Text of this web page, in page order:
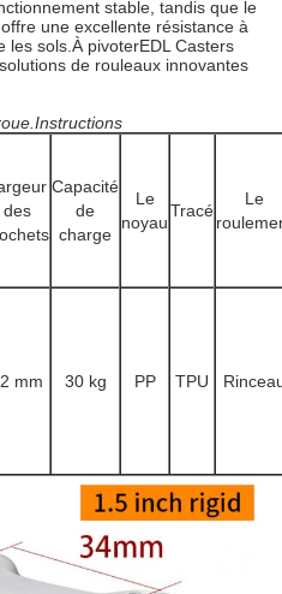
stable, tandis que le
une excellente résistance à
les sols.À pivoterEDL Casters
de rouleaux innovantes
des
Capacité
de
charge
Le
noyau
Tracé
Le
mm 30 kg PP TPU